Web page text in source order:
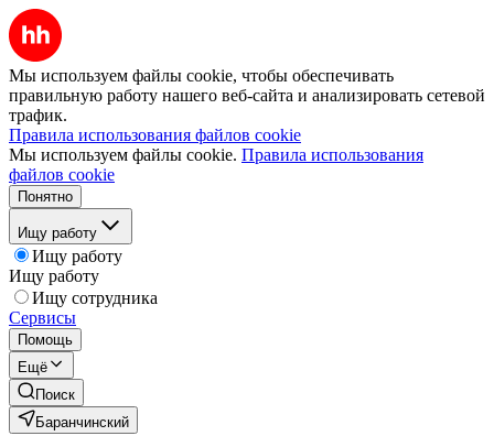
Мы используем файлы cookie, чтобы обеспечивать
правильную работу нашего веб-сайта и анализировать сетевой
трафик.
Правила использования файлов cookie
Мы используем файлы cookie. Правила использования
файлов cookie
Понятно
Ищу работу
Ищу работу
Ищу работу
Ищу сотрудника
Сервисы
Помощь
Ещё
Поиск
Баранчинский